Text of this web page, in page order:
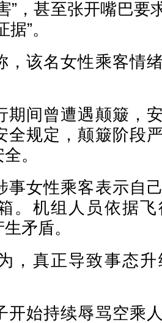
”，甚至张开嘴巴要
”。
，该名女性乘客情
期间曾遭遇颠簸，
全规定，颠簸阶段
。
事女性乘客表示自
。机组人员依据
矛盾。
，真正导致事态
开始持续辱骂空乘